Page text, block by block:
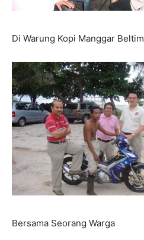
Di Warung Kopi Manggar Beltim
Bersama Seorang Warga